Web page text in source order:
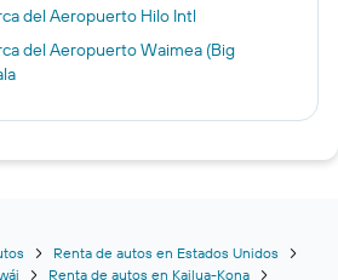
del Aeropuerto Hilo Intl
del Aeropuerto Waimea (Big
Renta de autos en Estados Unidos
Renta de autos en Kailua-Kona